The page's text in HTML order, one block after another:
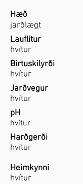
Hæð
jarðlægt
Lauflitur
hvítur
Birtuskilyrði
hvítur
Jarðvegur
hvítur
pH
hvítur
Harðgerði
hvítur
Heimkynni
hvítur